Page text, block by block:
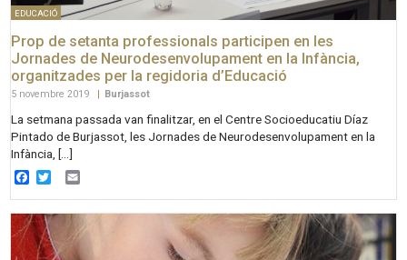
EDUCACIÓ
Prop de setanta professionals participen en les
Jornades de Neurodesenvolupament en la Infància,
organitzades per la regidoria d’Educació
5 novembre 2019 Burjassot
La setmana passada van finalitzar, en el Centre Socioeducatiu Díaz
Pintado de Burjassot, les Jornades de Neurodesenvolupament en la
Infància, […]
Facebook
Twitter